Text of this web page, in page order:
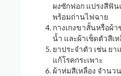
ผงซักฟอก แปรงสีฟั
พร้อมถ่านไฟฉาย
กางเกงขาสั้นหรือผ้
น้ำ และผ้าเช็ดตัวสีเห
ยาประจำตัว เช่น ย
แก้โรคกระเพาะ
ผ้าห่มสีเหลือง จำนว